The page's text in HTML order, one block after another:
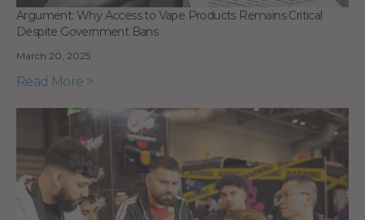
Argument: Why Access to Vape Products Remains Critical
Despite Government Bans
March 20, 2025
Read More >